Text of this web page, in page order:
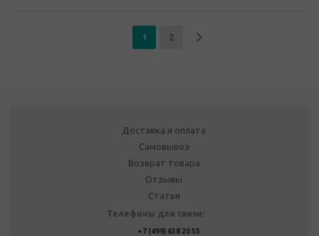
1 2
Доставка и оплата
Самовывоз
Возврат товара
Отзывы
Статьи
Телефоны для связи:
+7 (499) 638 20 55